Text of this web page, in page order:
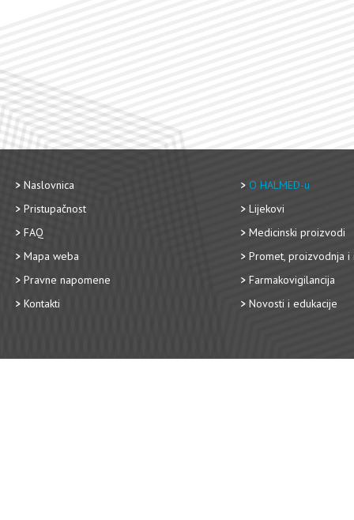
Naslovnica
Pristupačnost
FAQ
Mapa weba
Pravne napomene
Kontakti
O HALMED-u
Lijekovi
Medicinski proizvodi
Promet, proizvodnja i
Farmakovigilancija
Novosti i edukacije